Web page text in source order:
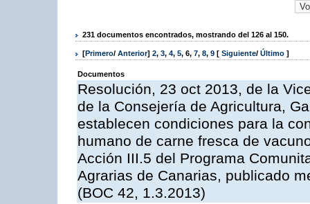
231 documentos encontrados, mostrando del 126 al 150.
[Primero/ Anterior] 2, 3, 4, 5, 6, 7, 8, 9 [ Siguiente/ Último ]
Documentos
Resolución, 23 oct 2013, de la
de la Consejería de Agricultura,
establecen condiciones para la
humano de carne fresca de
Acción III.5 del Programa
Agrarias de Canarias, publicado
(BOC 42, 1.3.2013)